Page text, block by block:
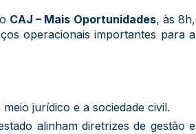
CAJ – Mais Oportunidades, às 8h,
operacionais importantes para a
jurídico e a sociedade civil.
alinham diretrizes de gestão e